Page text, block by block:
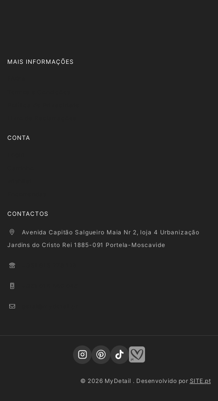
MAIS INFORMAÇÕES
CONTA
CONTACTOS
Avenida Capitão Salgueiro Maia Nr 2, loja 4 Urbanização
Jardins do Cristo Rei 1885-091 Portela-Moscavide
© 2026 MyDetail . Desenvolvido por SITE.pt